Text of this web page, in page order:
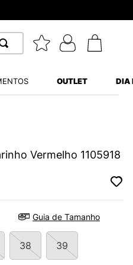
OUTLET DIA
Vermelho 1105918
Guia de Tamanho
38 39